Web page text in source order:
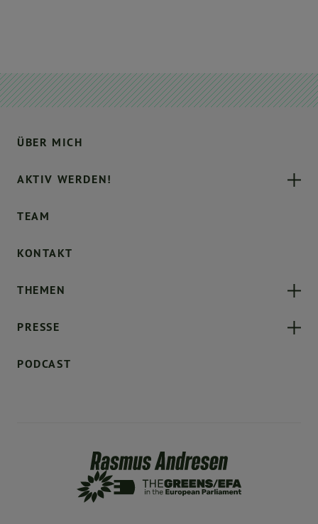
ÜBER MICH
AKTIV WERDEN!
TEAM
KONTAKT
THEMEN
PRESSE
PODCAST